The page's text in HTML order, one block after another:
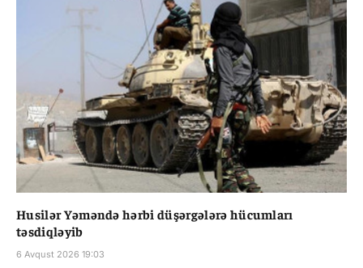
Husilər Yəməndə hərbi düşərgələrə hücumları
təsdiqləyib
6 Avqust 2026 19:03